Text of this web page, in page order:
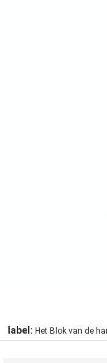
label: Het Blok van de